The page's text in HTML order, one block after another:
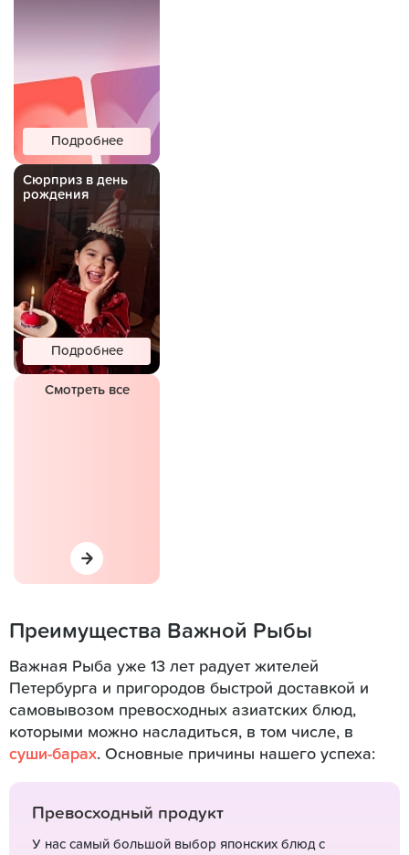
Подробнее
Сюрприз в день
рождения
Подробнее
Смотреть все
Преимущества Важной Рыбы
Важная Рыба уже 13 лет радует жителей
Петербурга и пригородов быстрой доставкой и
самовывозом превосходных азиатских блюд,
которыми можно насладиться, в том числе, в
суши-барах. Основные причины нашего успеха:
Превосходный продукт
У нас самый большой выбор японских блюд с